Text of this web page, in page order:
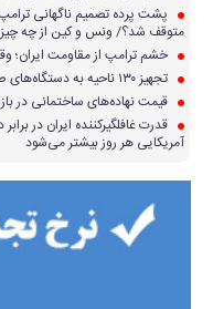
پشت پرده تصمیم ناگهانی
متوقف شد؟/ ونس و کین از چه چیز
خشم ترامپ از مقاومت ایران؛
تجهیز ۱۳۰ ناحیه به دستگاه‌های صدور آنی کارت سوخت
قیمت نهاده‌های ساختمانی در
قدرت غافلگیرکننده ایران در
آمریکایی هر روز بیشتر می‌شود